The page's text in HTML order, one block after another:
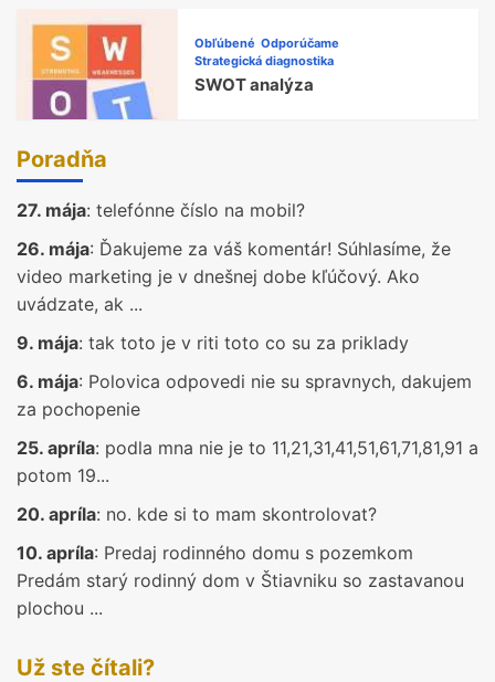
Obľúbené Odporúčame
Strategická diagnostika
SWOT analýza
Poradňa
27. mája: telefónne číslo na mobil?
26. mája: Ďakujeme za váš komentár! Súhlasíme, že
video marketing je v dnešnej dobe kľúčový. Ako
uvádzate, ak ...
9. mája: tak toto je v riti toto co su za priklady
6. mája: Polovica odpovedi nie su spravnych, dakujem
za pochopenie
25. apríla: podla mna nie je to 11,21,31,41,51,61,71,81,91 a
potom 19...
20. apríla: no. kde si to mam skontrolovat?
10. apríla: Predaj rodinného domu s pozemkom
Predám starý rodinný dom v Štiavniku so zastavanou
plochou ...
Už ste čítali?